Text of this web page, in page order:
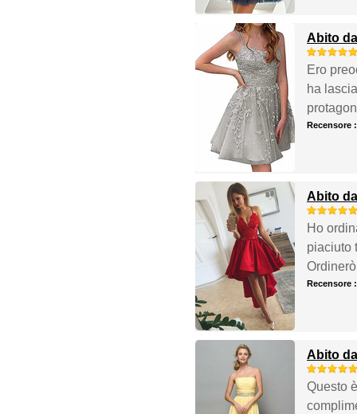
Abito
Ero
ha
Recensore
Abito
Ho
piaciuto
Recensore
Abito
Questo